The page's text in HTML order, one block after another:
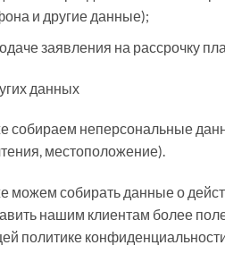
и другие данные);
заявления на рассрочку
данных
собираем неперсональные
местоположение).
можем собирать данные о
нашим клиентам более
политике